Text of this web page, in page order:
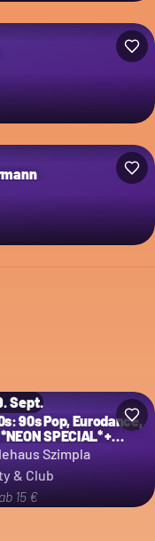
Sept.
90s Pop, Eurodance,
SPECIAL* +
Floor Szimpla
& Club
15 €